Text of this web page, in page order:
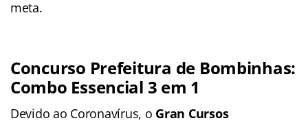
meta.
Concurso Prefeitura de Bombinhas:
Combo Essencial 3 em 1
Devido ao Coronavírus, o Gran Cursos